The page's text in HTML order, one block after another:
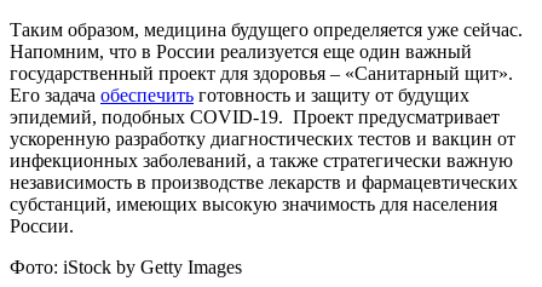
Таким образом, медицина будущего определяется уже сейчас.
Напомним, что в России реализуется еще один важный
государственный проект для здоровья – «Санитарный щит».
Его задача обеспечить готовность и защиту от будущих
эпидемий, подобных COVID-19. Проект предусматривает
ускоренную разработку диагностических тестов и вакцин от
инфекционных заболеваний, а также стратегически важную
независимость в производстве лекарств и фармацевтических
субстанций, имеющих высокую значимость для населения
России.
Фото: iStock by Getty Images